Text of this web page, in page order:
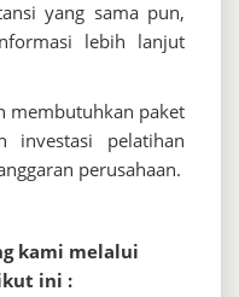
yang sama pun,
lebih lanjut
membutuhkan paket
investasi pelatihan
perusahaan.
kami melalui
ini :